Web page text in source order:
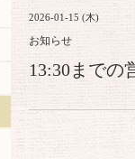
2026-01-15 (木)
お知らせ
13:30までの